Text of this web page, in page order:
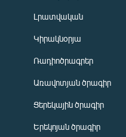
Լրատվական
Կիրակնօրյա
Ռադիոծրագրեր
Առավոտյան ծրագիր
Ցերեկային ծրագիր
Երեկոյան ծրագիր